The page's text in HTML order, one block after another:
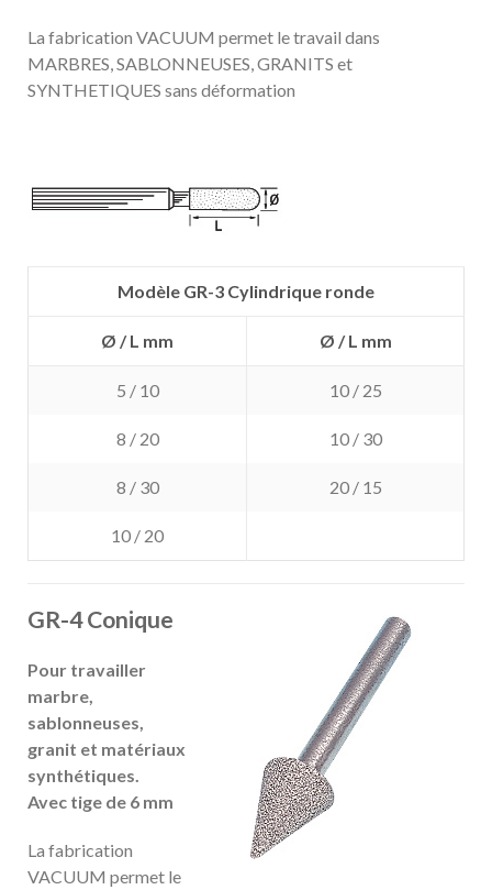
La fabrication VACUUM permet le travail dans
MARBRES, SABLONNEUSES, GRANITS et
SYNTHETIQUES sans déformation
Modèle GR-3 Cylindrique ronde
Ø / L mm Ø / L mm
5 / 10 10 / 25
8 / 20 10 / 30
8 / 30 20 / 15
10 / 20
GR-4 Conique
Pour travailler
marbre,
sablonneuses,
granit et matériaux
synthétiques.
Avec tige de 6 mm
La fabrication
VACUUM permet le